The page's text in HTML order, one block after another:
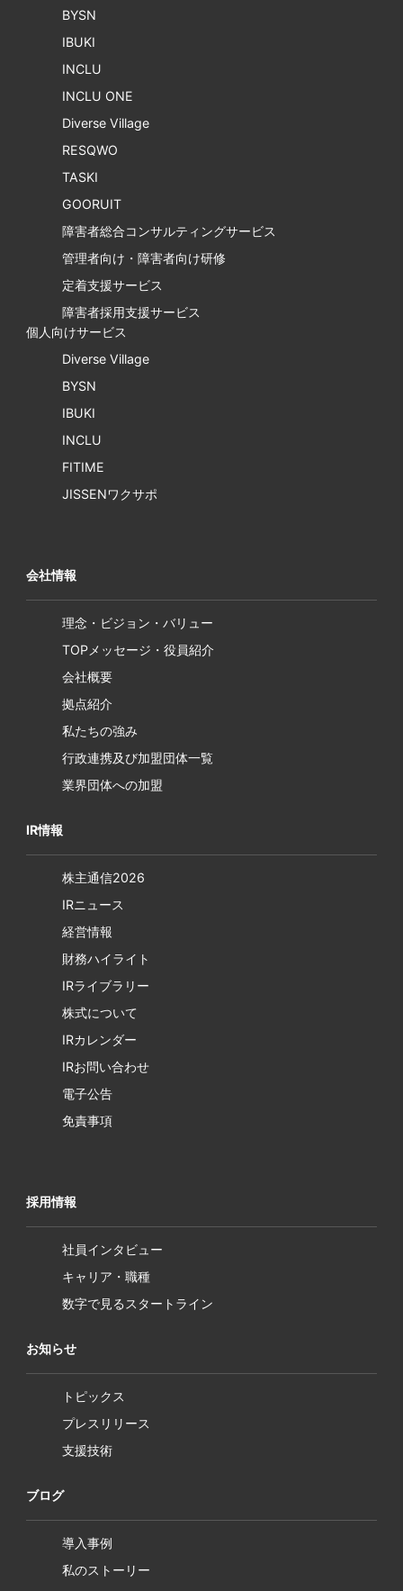
BYSN
IBUKI
INCLU
INCLU ONE
Diverse Village
RESQWO
TASKI
GOORUIT
障害者総合コンサルティングサービス
管理者向け・障害者向け研修
定着支援サービス
障害者採用支援サービス
個人向けサービス
Diverse Village
BYSN
IBUKI
INCLU
FITIME
JISSENワクサポ
会社情報
理念・ビジョン・バリュー
TOPメッセージ・役員紹介
会社概要
拠点紹介
私たちの強み
行政連携及び加盟団体一覧
業界団体への加盟
IR情報
株主通信2026
IRニュース
経営情報
財務ハイライト
IRライブラリー
株式について
IRカレンダー
IRお問い合わせ
電子公告
免責事項
採用情報
社員インタビュー
キャリア・職種
数字で見るスタートライン
お知らせ
トピックス
プレスリリース
支援技術
ブログ
導入事例
私のストーリー